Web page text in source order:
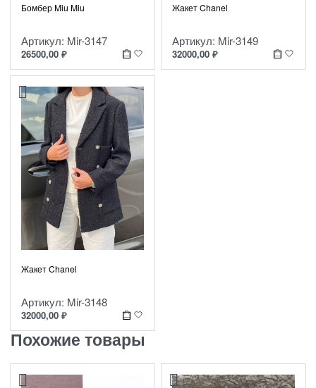
Бомбер Miu Miu
Артикул: Mir-3147
26500,00 ₽
Жакет Chanel
Артикул: Mir-3149
32000,00 ₽
Жакет Chanel
Артикул: Mir-3148
32000,00 ₽
Похожие товары